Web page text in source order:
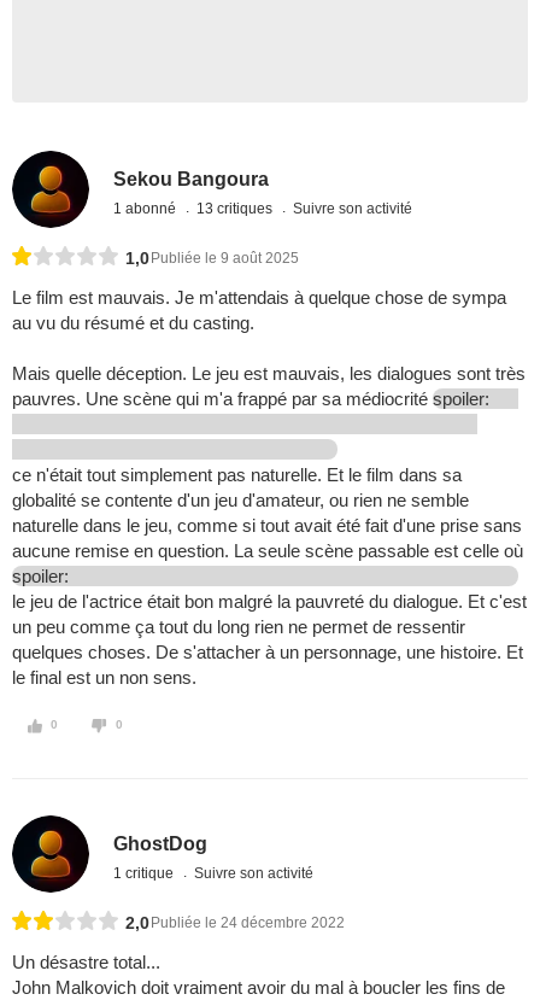
Sekou Bangoura
1 abonné 13 critiques Suivre son activité
1,0 Publiée le 9 août 2025
Le film est mauvais. Je m'attendais à quelque chose de sympa
au vu du résumé et du casting.
Mais quelle déception. Le jeu est mauvais, les dialogues sont très
pauvres. Une scène qui m'a frappé par sa médiocrité spoiler:
ce n'était tout simplement pas naturelle. Et le film dans sa
globalité se contente d'un jeu d'amateur, ou rien ne semble
naturelle dans le jeu, comme si tout avait été fait d'une prise sans
aucune remise en question. La seule scène passable est celle où
spoiler:
le jeu de l'actrice était bon malgré la pauvreté du dialogue. Et c'est
un peu comme ça tout du long rien ne permet de ressentir
quelques choses. De s'attacher à un personnage, une histoire. Et
le final est un non sens.
0 0
GhostDog
1 critique Suivre son activité
2,0 Publiée le 24 décembre 2022
Un désastre total...
John Malkovich doit vraiment avoir du mal à boucler les fins de